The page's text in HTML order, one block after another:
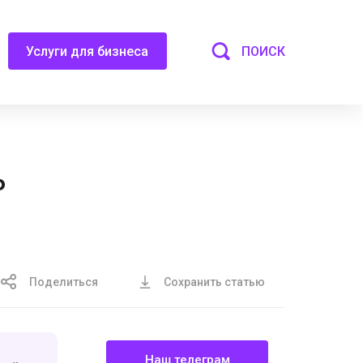
Услуги для бизнеса ПОИСК
Поделиться Сохранить статью
Наш телеграм